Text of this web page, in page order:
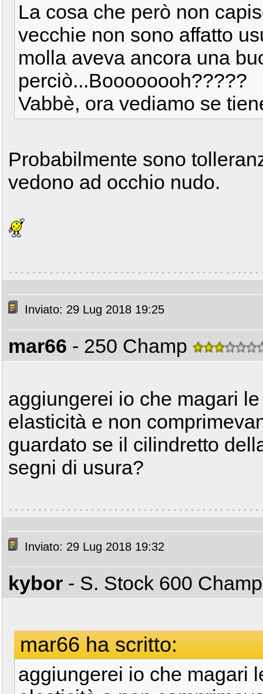
La cosa che però non
vecchie non sono affatto
molla aveva ancora una
perciò...Boooooooh?????
Vabbè, ora vediamo se
Probabilmente sono
vedono ad occhio nudo.
Inviato: 29 Lug 2018 19:25
mar66 - 250 Champ
aggiungerei io che magari
elasticità e non
guardato se il cilindretto
segni di usura?
Inviato: 29 Lug 2018 19:32
kybor - S. Stock 600
mar66 ha scritto:
aggiungerei io che magari